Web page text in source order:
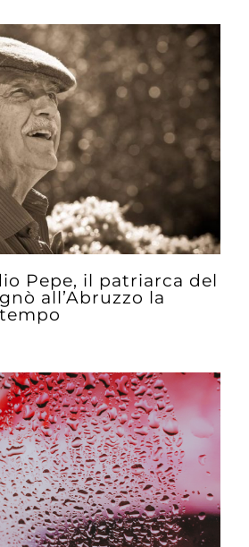
Pepe, il patriarca del
all’Abruzzo la